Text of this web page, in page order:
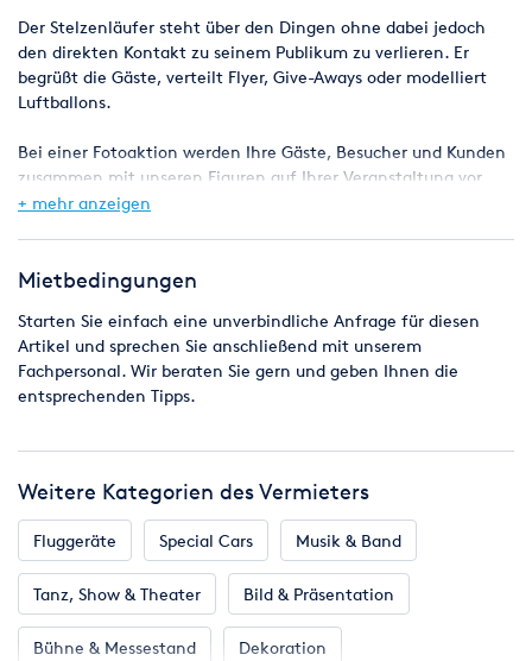
Der Stelzenläufer steht über den Dingen ohne dabei jedoch
den direkten Kontakt zu seinem Publikum zu verlieren. Er
begrüßt die Gäste, verteilt Flyer, Give-Aways oder modelliert
Luftballons.
Bei einer Fotoaktion werden Ihre Gäste, Besucher und Kunden
zusammen mit unseren Figuren auf Ihrer Veranstaltung vor
Ihrem Geschäft, in Ihrem Geschäft oder vor einer Wand mit
Kinder verschenkt oder können am nächsten Tag abgeholt
Der Preis versteht sich mit Betreuungsperson, zzgl. Mwst. und
zzgl. Fahrtkosten ab / bis Fulda
Suchen Sie noch mehr für Ihr Event ?
Klicken Sie einfach rechts oberhalb der "Standortwahl" auf
den blauen Link "Alle Artikel des Vermieters", oder starten eine
unverbindliche Anfrage.
+ mehr anzeigen
Mietbedingungen
Starten Sie einfach eine unverbindliche Anfrage für diesen
Artikel und sprechen Sie anschließend mit unserem
Fachpersonal. Wir beraten Sie gern und geben Ihnen die
entsprechenden Tipps.
Weitere Kategorien des Vermieters
Fluggeräte Special Cars Musik & Band
Tanz, Show & Theater Bild & Präsentation
Bühne & Messestand Dekoration